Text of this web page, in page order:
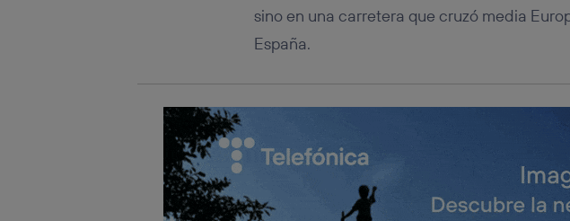
sino en una carretera que cruzó media
España.